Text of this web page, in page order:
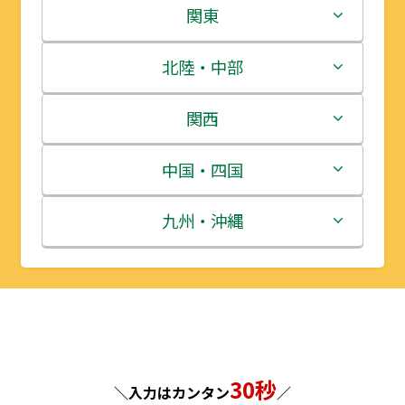
北海道
青森県
岩手県
宮城県
秋田県
山形県
関東
茨城県
栃木県
群馬県
埼玉県
千葉県
北陸・中部
新潟県
富山県
石川県
福井県
関西
三重県
滋賀県
京都府
中国・四国
鳥取県
島根県
九州・沖縄
福岡県
＼入力はカンタン30秒／